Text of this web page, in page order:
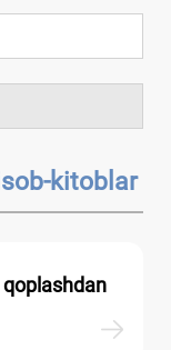
kitoblar